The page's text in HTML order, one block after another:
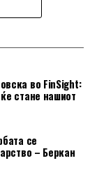
во FinSight:
стане нашиот
се
– Беркан